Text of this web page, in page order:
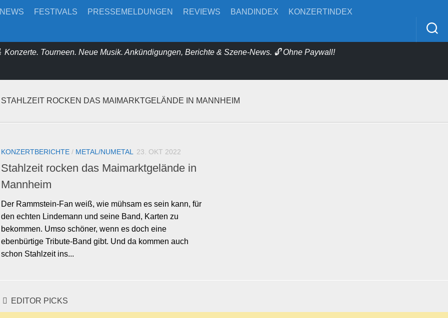
FESTIVALS PRESSEMELDUNGEN REVIEWS BANDINDEX
KONZERTINDEX
Konzerte. Tourneen. Neue Musik. Ankündigungen, Berichte & Szene-News. 🔓 Ohne Paywall!
STAHLZEIT ROCKEN DAS MAIMARKTGELÄNDE IN MANNHEIM
KONZERTBERICHTE / METAL/NUMETAL 23. OKT 2022
Stahlzeit rocken das Maimarktgelände in
Mannheim
Der Rammstein-Fan weiß, wie mühsam es sein kann, für
den echten Lindemann und seine Band, Karten zu
bekommen. Umso schöner, wenn es doch eine
ebenbürtige Tribute-Band gibt. Und da kommen auch
schon Stahlzeit ins...
EDITOR PICKS